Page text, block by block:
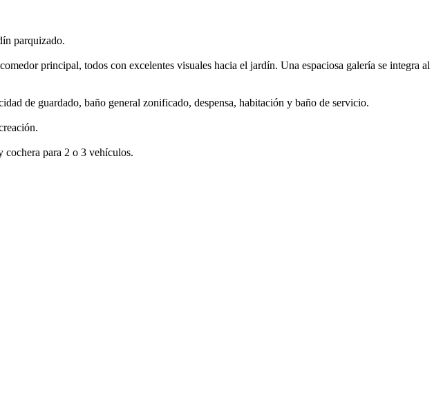
parquizado.
principal, todos con excelentes visuales hacia el jardín. Una espaciosa galería se integra al
de guardado, baño general zonificado, despensa, habitación y baño de servicio.
cochera para 2 o 3 vehículos.